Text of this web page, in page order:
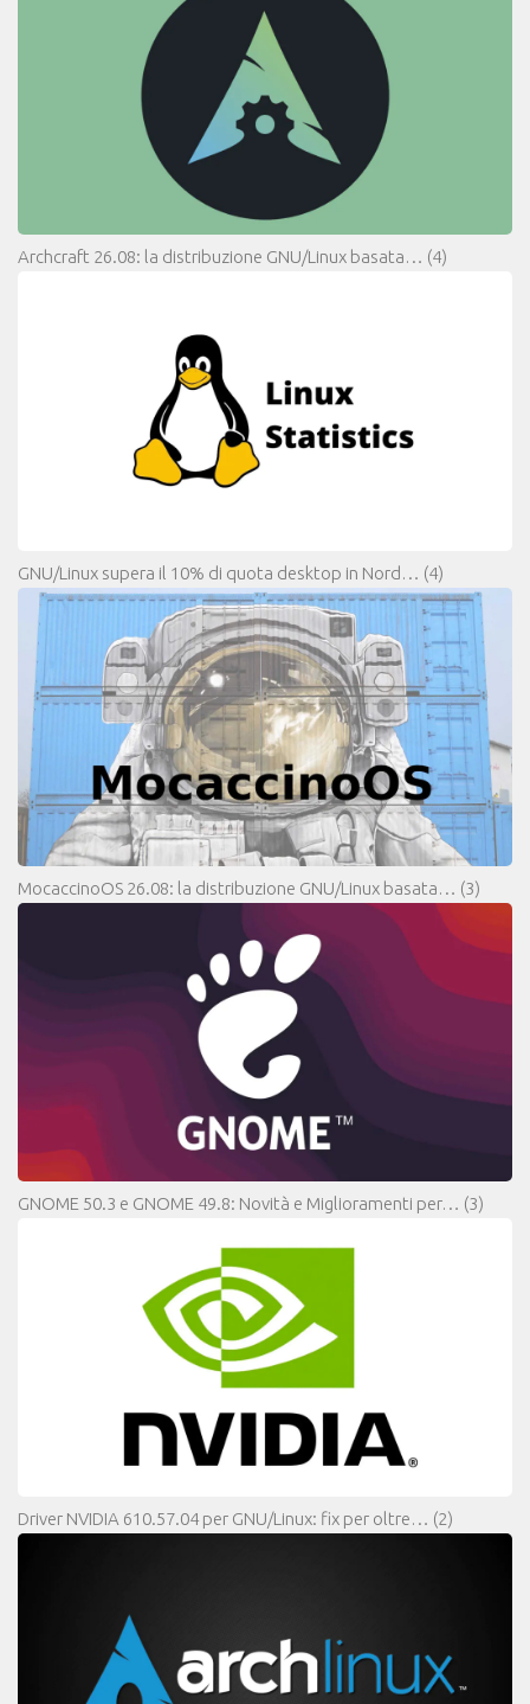
Archcraft 26.08: la distribuzione GNU/Linux basata… (4)
GNU/Linux supera il 10% di quota desktop in Nord… (4)
MocaccinoOS 26.08: la distribuzione GNU/Linux basata… (3)
GNOME 50.3 e GNOME 49.8: Novità e Miglioramenti per… (3)
Driver NVIDIA 610.57.04 per GNU/Linux: fix per oltre… (2)